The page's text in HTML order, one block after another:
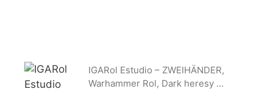
IGARol Estudio – ZWEIHÄNDER,
Warhammer Rol, Dark heresy …